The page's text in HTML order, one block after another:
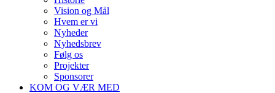
Vision og Mål
Hvem er vi
Nyheder
Nyhedsbrev
Følg os
Projekter
Sponsorer
KOM OG VÆR MED